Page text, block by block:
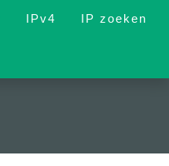
IPv4 IP zoeken